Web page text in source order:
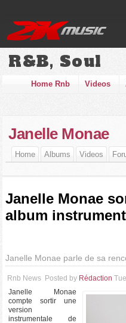
R&B, Soul
Home Rnb Videos
Janelle Monae
Home Albums Videos
Janelle Monae
album
Janelle Monae parle de sa
Rnb News Posted by Rédaction
Janelle Monae
compte sortir une
version
instrumentale de